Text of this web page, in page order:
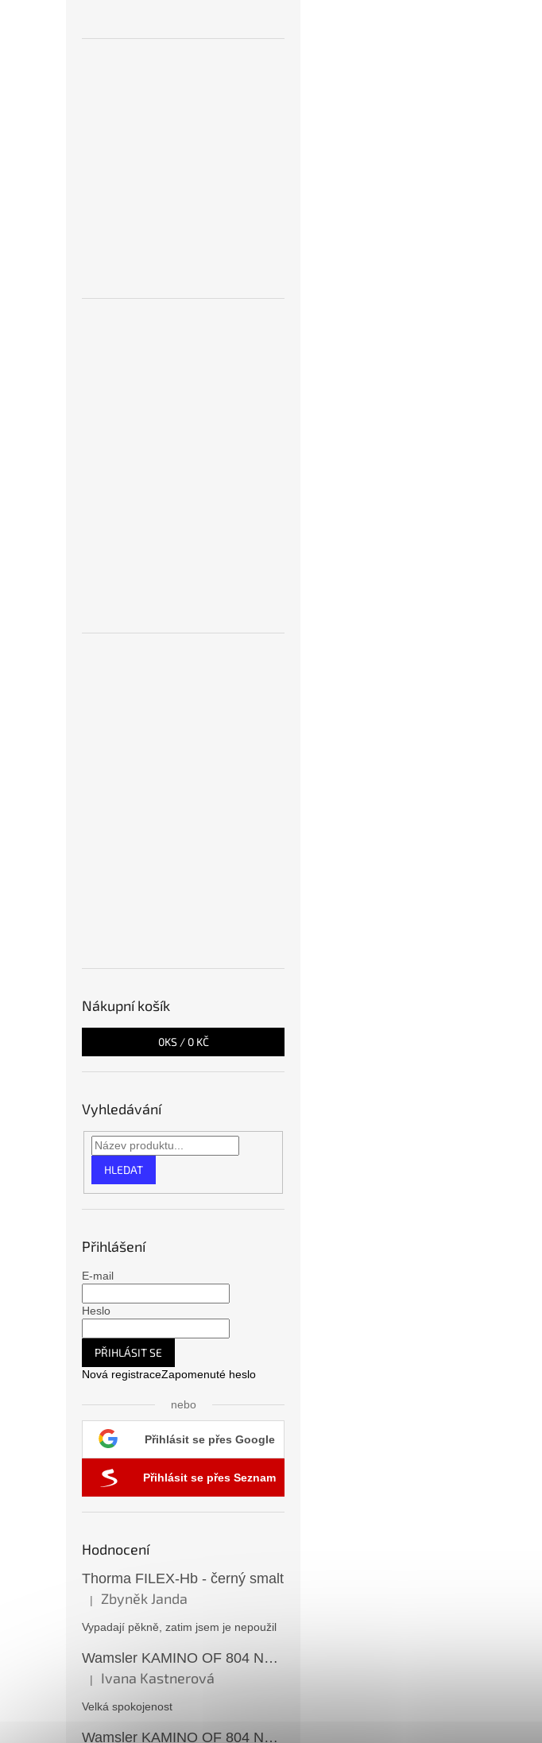
Nákupní košík
0KS / 0 KČ
Vyhledávání
HLEDAT
Přihlášení
E-mail
Heslo
PŘIHLÁSIT SE
Nová registraceZapomenuté heslo
nebo
Přihlásit se přes Google
Přihlásit se přes Seznam
Hodnocení
Thorma FILEX-Hb - černý smalt
Hodnocení produktu je 5 z 5 hvězdiček.
| Zbyněk Janda
Vypadají pěkně, zatim jsem je nepoužil
Wamsler KAMINO OF 804 Nostalgia černé
Hodnocení produktu je 5 z 5 hvězdiček.
| Ivana Kastnerová
Velká spokojenost
Wamsler KAMINO OF 804 Nostalgia černé